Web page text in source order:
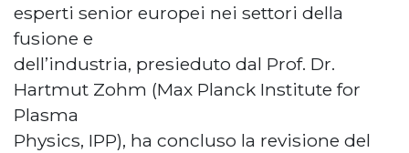
esperti senior europei nei settori della
fusione e
dell’industria, presieduto dal Prof. Dr.
Hartmut Zohm (Max Planck Institute for
Plasma
Physics, IPP), ha concluso la revisione del